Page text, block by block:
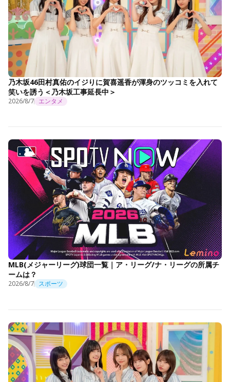
乃木坂46田村真佑のイジりに賀喜遥香が渾身のツッコミを入れて
笑いを誘う＜乃木坂工事延長中＞
2026/8/7 エンタメ
MLB(メジャーリーグ)球団一覧｜ア・リーグ/ナ・リーグの所属チ
ームは？
2026/8/7 スポーツ